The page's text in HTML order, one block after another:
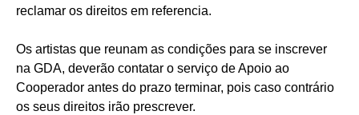
reclamar os direitos em referencia.
Os artistas que reunam as condições para se inscrever
na GDA, deverão contatar o serviço de Apoio ao
Cooperador antes do prazo terminar, pois caso contrário
os seus direitos irão prescrever.